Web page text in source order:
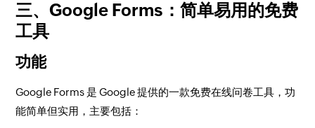
三、Google Forms：简单易用的免费
工具
功能
Google Forms 是 Google 提供的一款免费在线问卷工具，功
能简单但实用，主要包括：